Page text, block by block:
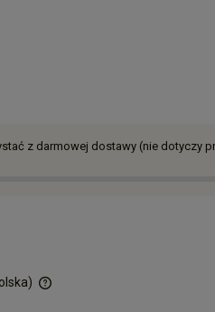
z darmowej dostawy (nie dotyczy